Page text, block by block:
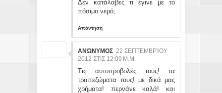
Δεν κατάλαβες τι έγινε με το
πόσιμο νερό;
Απάντηση
ΑΝΏΝΥΜΟΣ 22 ΣΕΠΤΕΜΒΡΊΟΥ
2012 ΣΤΙΣ 12:09 Μ.Μ.
Τις αυτοπροβολές τους! τα
τραπεζώματα τους! με δικά μας
χρήματα! περνάνε καλά! και